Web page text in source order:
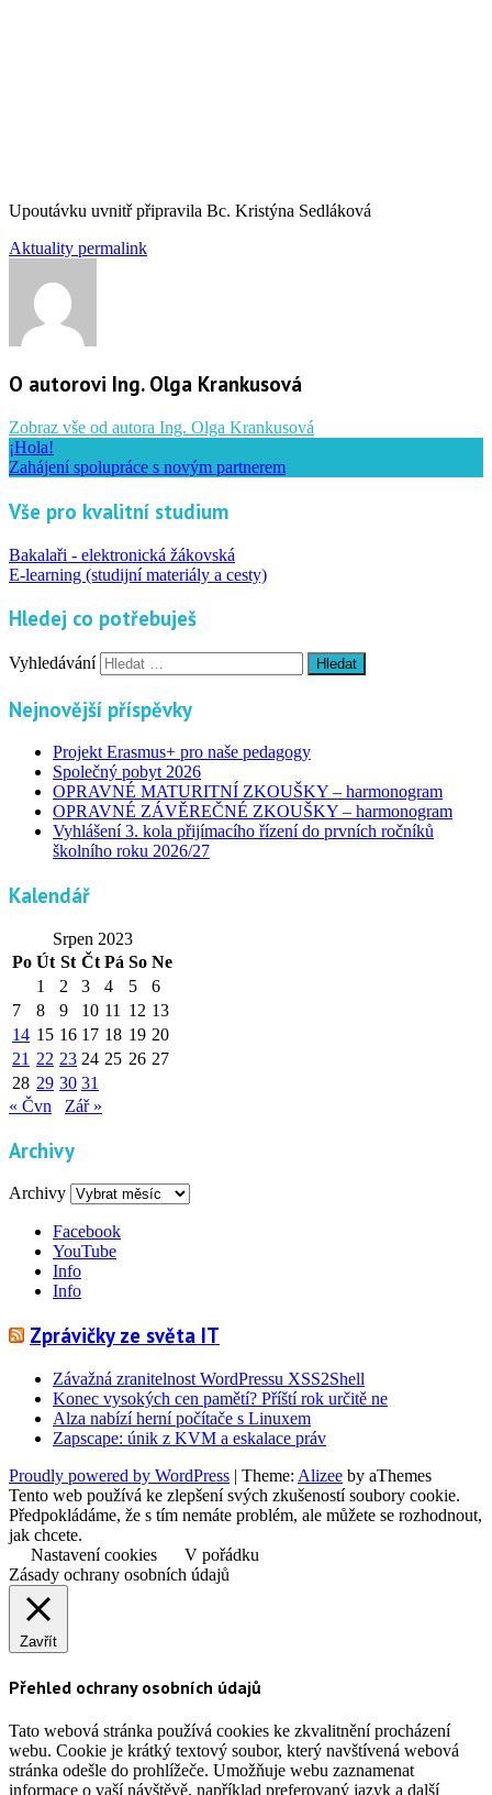
Upoutávku uvnitř připravila Bc. Kristýna Sedláková
Aktuality permalink
O autorovi Ing. Olga Krankusová
Zobraz vše od autora Ing. Olga Krankusová
¡Hola!
Zahájení spolupráce s novým partnerem
Vše pro kvalitní studium
Bakalaři - elektronická žákovská
E-learning (studijní materiály a cesty)
Hledej co potřebuješ
Vyhledávání
Nejnovější příspěvky
Projekt Erasmus+ pro naše pedagogy
Společný pobyt 2026
OPRAVNÉ MATURITNÍ ZKOUŠKY – harmonogram
OPRAVNÉ ZÁVĚREČNÉ ZKOUŠKY – harmonogram
Vyhlášení 3. kola přijímacího řízení do prvních ročníků
školního roku 2026/27
Kalendář
Srpen 2023
Po Út St Čt Pá So Ne
1
2 3 4 5
6
7
8 9 10 11 12 13
14 15 16 17 18 19 20
21 22 23 24 25 26 27
28 29 30 31
« Čvn
Zář »
Archivy
Archivy
Facebook
YouTube
Info
Info
Zprávičky ze světa IT
Závažná zranitelnost WordPressu XSS2Shell
Konec vysokých cen pamětí? Příští rok určitě ne
Alza nabízí herní počítače s Linuxem
Zapscape: únik z KVM a eskalace práv
Proudly powered by WordPress | Theme: Alizee by aThemes
Tento web používá ke zlepšení svých zkušeností soubory cookie.
Předpokládáme, že s tím nemáte problém, ale můžete se rozhodnout,
jak chcete.
Nastavení cookies
V pořádku
Zásady ochrany osobních údajů
Zavřít
Přehled ochrany osobních údajů
Tato webová stránka používá cookies ke zkvalitnění procházení
webu. Cookie je krátký textový soubor, který navštívená webová
stránka odešle do prohlížeče. Umožňuje webu zaznamenat
informace o vaší návštěvě, například preferovaný jazyk a další